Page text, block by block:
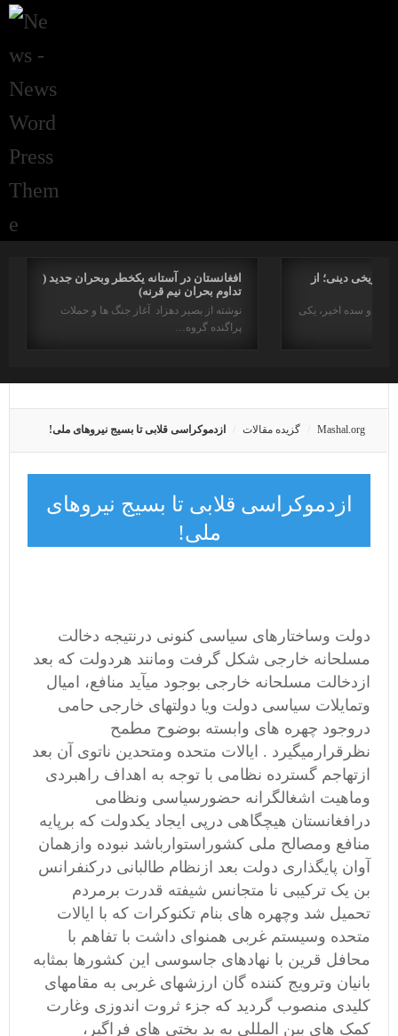
افغانستان در آستانه یکخطر وبحران جدید (
تداوم بحران نیم قرنه)
نوشته از بصیر دهزاد آغاز جنگ ها و حملات
پراگنده گروه…
دینی؛ از
در دو سده اخیر، یکی
Mashal.org گزیده مقالات ازدموکراسی قلابی تا بسیج نیروهای ملی!
ازدموکراسی قلابی تا بسیج نیروهای
ملی!
دولت وساختارهای سیاسی کنونی درنتیجه دخالت
مسلحانه خارجی شکل گرفت ومانند هردولت که بعد
ازدخالت مسلحانه خارجی بوجود میآید منافع، امیال
وتمایلات سیاسی دولت ویا دولتهای خارجی حامی
دروجود چهره های وابسته بوضوح مطمح
نظرقرارمیگیرد . ایالات متحده ومتحدین ناتوی آن بعد
ازتهاجم گسترده نظامی با توجه به اهداف راهبردی
وماهیت اشغالگرانه حضورسیاسی ونظامی
درافغانستان هیچگاهی درپی ایجاد یکدولت که برپایه
منافع ومصالح ملی کشوراستوارباشد نبوده وازهمان
آوان پایگذاری دولت بعد ازنظام طالبانی درکنفرانس
بن یک ترکیبی نا متجانس شیفته قدرت برمردم
تحمیل شد وچهره های بنام تکنوکرات که با ایالات
متحده وسیستم غربی همنوای داشت با تفاهم با
محافل قرین با نهادهای جاسوسی این کشورها بمثابه
بانیان وترویج کننده گان ارزشهای غربی به مقامهای
کلیدی منصوب گردید که جزء ثروت اندوزی وغارت
کمک های بین المللی به بد بختی های فراگیر،